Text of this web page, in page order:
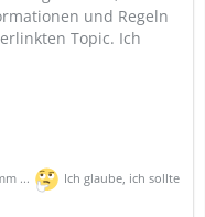
und Regeln
Topic. Ich
...
Ich glaube, ich sollte